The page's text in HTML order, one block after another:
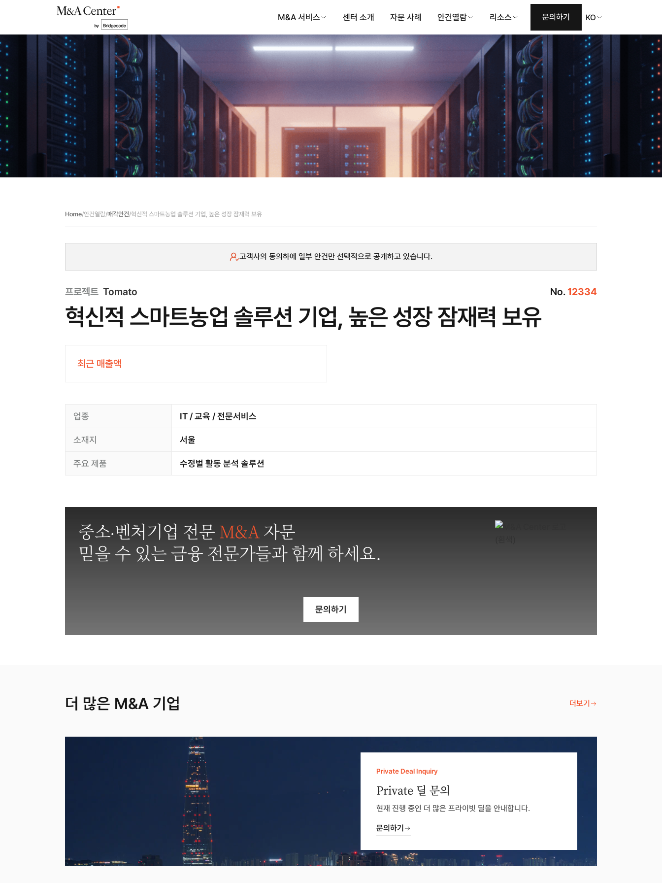
M&A 서비스 센터 소개 자문 사례 안건열람 리소스 문의하기 KO
Home/안건열람/매각안건/혁신적 스마트농업 솔루션 기업, 높은 성장 잠재력 보유
고객사의 동의하에 일부 안건만 선택적으로 공개하고 있습니다.
프로젝트 Tomato No. 12334
혁신적 스마트농업 솔루션 기업, 높은 성장 잠재력 보유
최근 매출액
업종 IT / 교육 / 전문서비스
소재지 서울
주요 제품 수정벌 활동 분석 솔루션
중소·벤처기업 전문 M&A자문
믿을 수 있는 금융 전문가들과 함께 하세요.
문의하기
더 많은 M&A 기업 더보기
Private Deal Inquiry
Private 딜 문의
현재 진행 중인 더 많은 프라이빗 딜을 안내합니다.
문의하기